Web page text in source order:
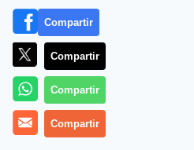
Más información
Compartir
Compartir
Compartir
Compartir